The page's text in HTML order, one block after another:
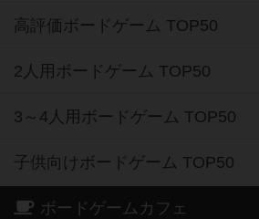
高評価ボードゲーム TOP50
2人用ボードゲーム TOP50
3～4人用ボードゲーム TOP50
子供向けボードゲーム TOP50
ボードゲームカフェ